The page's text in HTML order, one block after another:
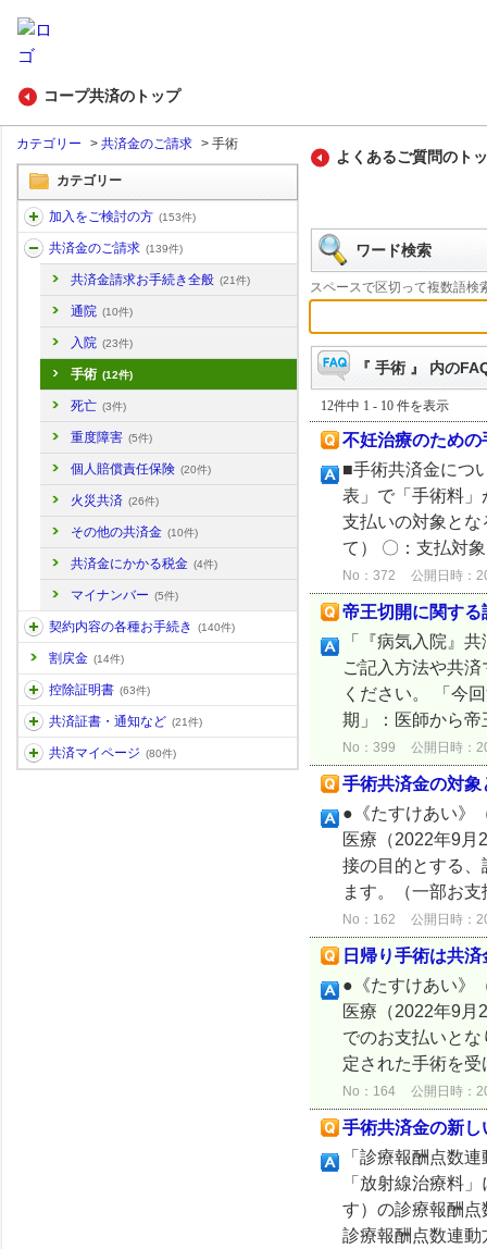
コープ共済のトップ
カテゴリー > 共済金のご請求 > 手術
カテゴリー
加入をご検討の方 (153件)
共済金のご請求 (139件)
共済金請求お手続き全般 (21件)
通院 (10件)
入院 (23件)
手術 (12件)
死亡 (3件)
重度障害 (5件)
個人賠償責任保険 (20件)
火災共済 (26件)
その他の共済金 (10件)
共済金にかかる税金 (4件)
マイナンバー (5件)
契約内容の各種お手続き (140件)
割戻金 (14件)
控除証明書 (63件)
共済証書・通知など (21件)
共済マイページ (80件)
よくあるご質問のト
ワード検索
スペースで区切って複数語検
『 手術 』 内の
12件中 1 - 10 件を表示
不妊治療のため
■手術共済金につ
表」で「手術料
支払いの対象と
て） 〇：支払対
No：372 公開日時：
帝王切開に関す
「『病気入院』
ご記入方法や共
ください。 「今
期」：医師から
No：399 公開日時：
手術共済金の対
●《たすけあい》
医療（2022年9
接の目的とする
ます。（一部お
No：162 公開日時：
日帰り手術は共
●《たすけあい》
医療（2022年9
でのお支払いと
定された手術を
No：164 公開日時：
手術共済金の新
「診療報酬点数
「放射線治療料
す）の診療報酬
診療報酬点数連